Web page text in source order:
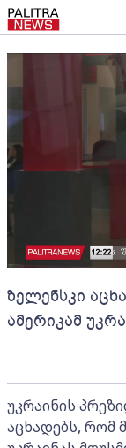
ზელენსკი
ამერიკამ
უკრაინის
აცხადებს, რომ